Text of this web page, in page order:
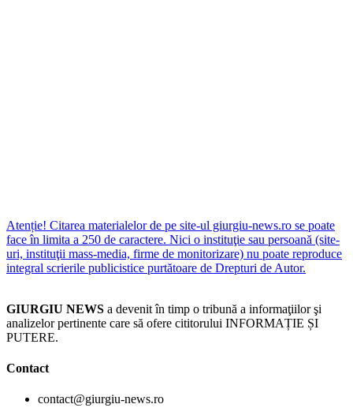
Atenție! Citarea materialelor de pe site-ul giurgiu-news.ro se poate
face în limita a 250 de caractere. Nici o instituţie sau persoană (site-
uri, instituţii mass-media, firme de monitorizare) nu poate reproduce
integral scrierile publicistice purtătoare de Drepturi de Autor.
GIURGIU NEWS a devenit în timp o tribună a informaţiilor şi
analizelor pertinente care să ofere cititorului INFORMAȚIE ȘI
PUTERE.
Contact
contact@giurgiu-news.ro